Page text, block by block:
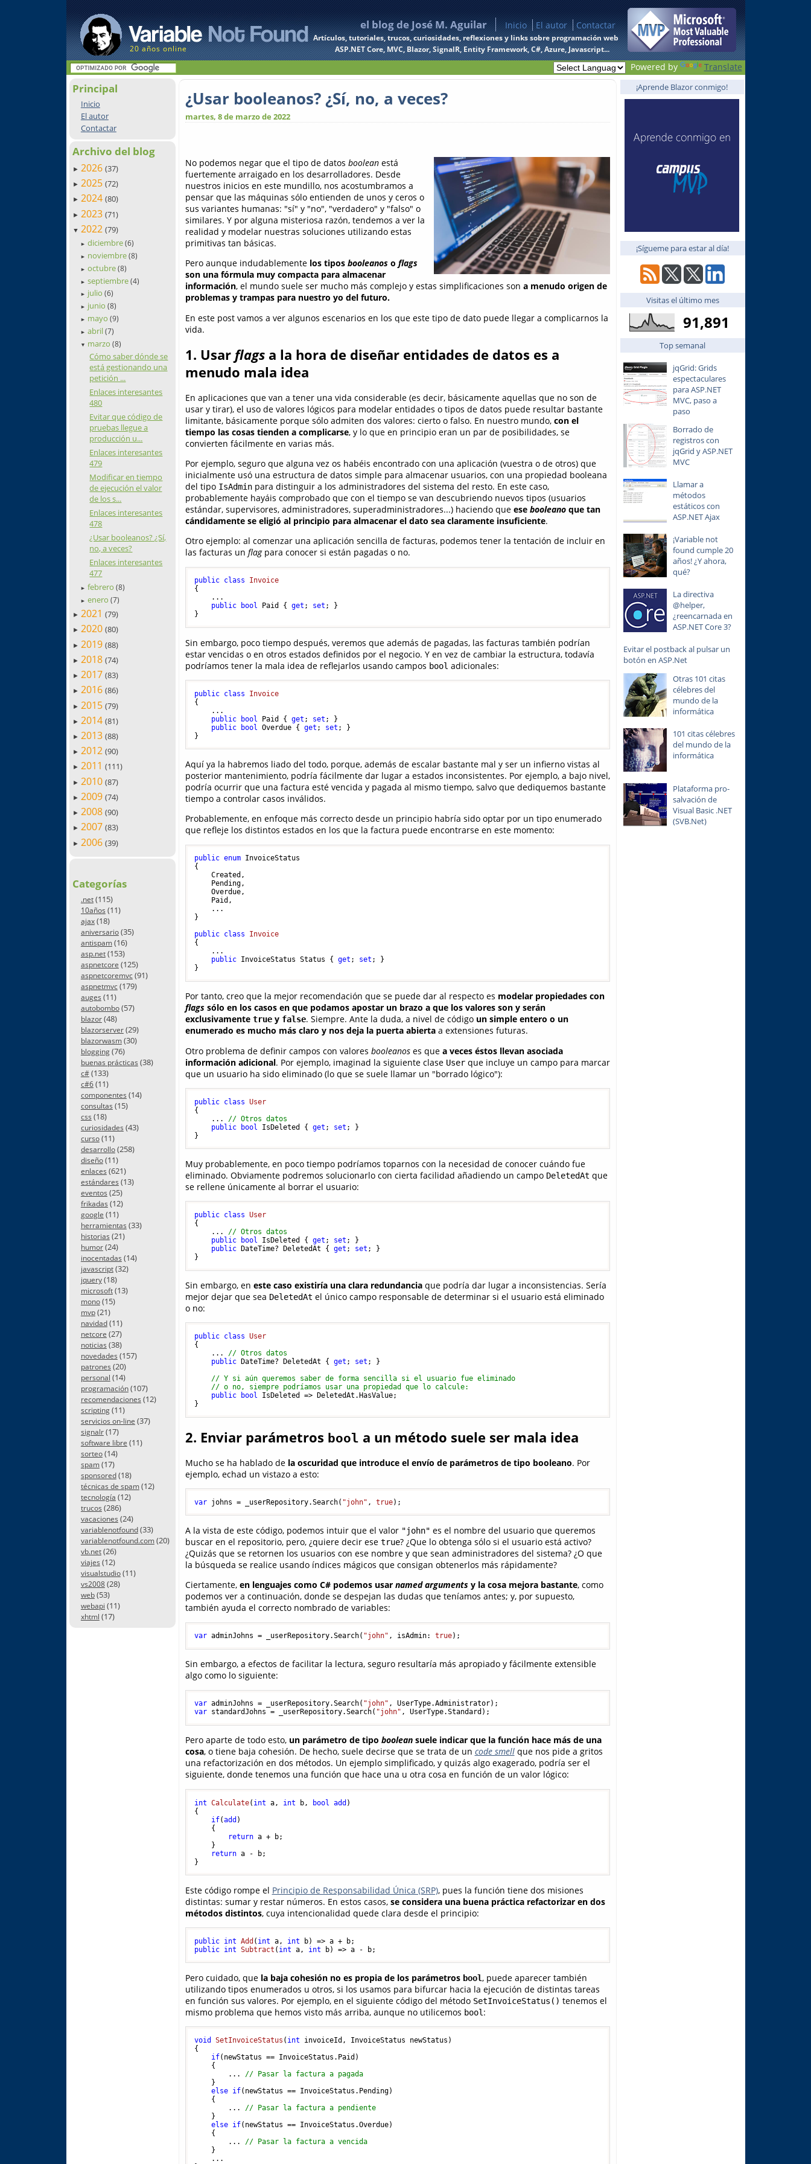
20 años online
el blog de José M. Aguilar Inicio El autor Contactar
Artículos, tutoriales, trucos, curiosidades, reflexiones y links sobre programación web
ASP.NET Core, MVC, Blazor, SignalR, Entity Framework, C#, Azure, Javascript...
Powered by Translate
Principal
Inicio
El autor
Contactar
Archivo del blog
► 2026 (37)
► 2025 (72)
► 2024 (80)
► 2023 (71)
▼ 2022 (79)
► diciembre(6)
► noviembre(8)
► octubre(8)
► septiembre(4)
► julio(6)
► junio(8)
► mayo(9)
► abril(7)
▼ marzo(8)
Cómo saber dónde se
está gestionando una
petición ...
Enlaces interesantes
480
Evitar que código de
pruebas llegue a
producción u...
Enlaces interesantes
479
Modificar en tiempo
de ejecución el valor
de los s...
Enlaces interesantes
478
¿Usar booleanos? ¿Sí,
no, a veces?
Enlaces interesantes
477
► febrero(8)
► enero(7)
► 2021 (79)
► 2020 (80)
► 2019 (88)
► 2018 (74)
► 2017 (83)
► 2016 (86)
► 2015 (79)
► 2014 (81)
► 2013 (88)
► 2012 (90)
► 2011 (111)
► 2010 (87)
► 2009 (74)
► 2008 (90)
► 2007 (83)
► 2006 (39)
Categorías
.net(115)
10años (11)
ajax(18)
aniversario(35)
antispam(16)
asp.net(153)
aspnetcore (125)
aspnetcoremvc(91)
aspnetmvc(179)
auges (11)
autobombo(57)
blazor(48)
blazorserver(29)
blazorwasm(30)
blogging(76)
buenas prácticas (38)
c#(133)
c#6(11)
componentes (14)
consultas (15)
css (18)
curiosidades (43)
curso(11)
desarrollo(258)
diseño(11)
enlaces (621)
estándares (13)
eventos (25)
frikadas (12)
google (11)
herramientas (33)
historias (21)
humor(24)
inocentadas (14)
javascript(32)
jquery(18)
microsoft(13)
mono(15)
mvp(21)
navidad(11)
netcore (27)
noticias (38)
novedades (157)
patrones (20)
personal (14)
programación(107)
recomendaciones (12)
scripting(11)
servicios on-line (37)
signalr(17)
software libre (11)
sorteo(14)
spam(17)
sponsored(18)
técnicas de spam(12)
tecnología (12)
trucos (286)
vacaciones (24)
variablenotfound(33)
variablenotfound.com(20)
vb.net(26)
viajes (12)
visualstudio(11)
vs2008(28)
web(53)
webapi (11)
xhtml (17)
¿Usar booleanos? ¿Sí, no, a veces?
martes, 8 de marzo de 2022
No podemos negar que el tipo de datos booleanestá
fuertemente arraigado en los desarrolladores. Desde
nuestros inicios en este mundillo, nos acostumbramos a
pensar que las máquinas sólo entienden de unos y ceros o
sus variantes humanas: "sí" y "no", "verdadero" y "falso" o
similares. Y por alguna misteriosa razón, tendemos a ver la
realidad y modelar nuestras soluciones utilizando estas
primitivas tan básicas.
Pero aunque indudablemente los tipos booleanoso flags
son una fórmula muy compacta para almacenar
información, el mundo suele ser mucho más complejo y estas simplificaciones son a menudo origen de
problemas y trampas para nuestro yo del futuro.
En este post vamos a ver algunos escenarios en los que este tipo de dato puede llegar a complicarnos la
vida.
1. Usar flagsa la hora de diseñar entidades de datos es a
menudo mala idea
En aplicaciones que van a tener una vida considerable (es decir, básicamente aquellas que no son de
usar y tirar), el uso de valores lógicos para modelar entidades o tipos de datos puede resultar bastante
limitante, básicamente porque sólo admiten dos valores: cierto o falso. En nuestro mundo, con el
tiempo las cosas tienden a complicarse, y lo que en principio eran un par de posibilidades, se
convierten fácilmente en varias más.
Por ejemplo, seguro que alguna vez os habéis encontrado con una aplicación (vuestra o de otros) que
inicialmente usó una estructura de datos simple para almacenar usuarios, con una propiedad booleana
del tipo IsAdminpara distinguir a los administradores del sistema del resto. En este caso,
probablemente hayáis comprobado que con el tiempo se van descubriendo nuevos tipos (usuarios
estándar, supervisores, administradores, superadministradores...) haciendo que ese booleanoque tan
cándidamente se eligió al principio para almacenar el dato sea claramente insuficiente.
Otro ejemplo: al comenzar una aplicación sencilla de facturas, podemos tener la tentación de incluir en
las facturas un flagpara conocer si están pagadas o no.
public class
Invoice
{
    ...
public
bool Paid { get ; set ; }
Sin embargo, poco tiempo después, veremos que además de pagadas, las facturas también podrían
estar vencidas o en otros estados definidos por el negocio. Y en vez de cambiar la estructura, todavía
podríamos tener la mala idea de reflejarlos usando campos bool adicionales:
public class
Invoice
{
    ...
public
bool Paid { get ; set ; }
public
bool Overdue { get ; set ; }
Aquí ya la habremos liado del todo, porque, además de escalar bastante mal y ser un infierno vistas al
posterior mantenimiento, podría fácilmente dar lugar a estados inconsistentes. Por ejemplo, a bajo nivel,
podría ocurrir que una factura esté vencida y pagada al mismo tiempo, salvo que dediquemos bastante
tiempo a controlar casos inválidos.
Probablemente, en enfoque más correcto desde un principio habría sido optar por un tipo enumerado
que refleje los distintos estados en los que la factura puede encontrarse en este momento:
public enum InvoiceStatus
{
    Created,
    Pending,
    Overdue,
    Paid,
    ...
}
public class
Invoice
{
    ...
public InvoiceStatus Status { get ; set ; }
Por tanto, creo que la mejor recomendación que se puede dar al respecto es modelar propiedades con
flagssólo en los casos en que podamos apostar un brazo a que los valores son y serán
exclusivamente truey false. Siempre. Ante la duda, a nivel de código un simple entero o un
enumerado es mucho más claro y nos deja la puerta abiertaa extensiones futuras.
Otro problema de definir campos con valores booleanoses que a veces éstos llevan asociada
información adicional. Por ejemplo, imaginad la siguiente clase Userque incluye un campo para marcar
que un usuario ha sido eliminado (lo que se suele llamar un "borrado lógico"):
public class User
{
    ...
// Otros datos
public
bool IsDeleted { get ; set ; }
Muy probablemente, en poco tiempo podríamos toparnos con la necesidad de conocer cuándo fue
eliminado. Obviamente podremos solucionarlo con cierta facilidad añadiendo un campo DeletedAt que
se rellene únicamente al borrar el usuario:
public class User
{
    ...
// Otros datos
public
bool IsDeleted { get ; set ; }
public DateTime? DeletedAt { get ; set ; }
Sin embargo, en este caso existiría una clara redundanciaque podría dar lugar a inconsistencias. Sería
mejor dejar que sea DeletedAt el único campo responsable de determinar si el usuario está eliminado
o no:
public class User
{
    ...
// Otros datos
public DateTime? DeletedAt { get ; set ; }
// Y si aún queremos saber de forma sencilla si el usuario fue eliminado
// o no, siempre podríamos usar una propiedad que lo calcule:
public
bool IsDeleted => DeletedAt.HasValue;
2. Enviar parámetros bool a un método suele ser mala idea
Mucho se ha hablado de la oscuridad que introduce el envío de parámetros de tipo booleano. Por
ejemplo, echad un vistazo a esto:
var johns = _userRepository.Search( "john" , true
A la vista de este código, podemos intuir que el valor "john" es el nombre del usuario que queremos
buscar en el repositorio, pero, ¿quiere decir ese true? ¿Que lo obtenga sólo si el usuario está activo?
¿Quizás que se retornen los usuarios con ese nombre y que sean administradores del sistema? ¿O que
la búsqueda se realice usando índices mágicos que consigan obtenerlos más rápidamente?
Ciertamente, en lenguajes como C# podemos usar named argumentsy la cosa mejora bastante, como
podemos ver a continuación, donde se despejan las dudas que teníamos antes; y, por supuesto,
también ayuda el correcto nombrado de variables:
var adminJohns = _userRepository.Search( "john" , isAdmin: true
Sin embargo, a efectos de facilitar la lectura, seguro resultaría más apropiado y fácilmente extensible
algo como lo siguiente:
var adminJohns = _userRepository.Search( "john"
var standardJohns = _userRepository.Search( "john"
Pero aparte de todo esto, un parámetro de tipo booleansuele indicar que la función hace más de una
cosa, o tiene baja cohesión. De hecho, suele decirse que se trata de un code smellque nos pide a gritos
una refactorización en dos métodos. Un ejemplo simplificado, y quizás algo exagerado, podría ser el
siguiente, donde tenemos una función que hace una u otra cosa en función de un valor lógico:
int Calculate( int a, int b, bool add )
{
if(add )
    {
return a + b;
    }
return a - b;
Este código rompe el Principio de Responsabilidad Única (SRP), pues la función tiene dos misiones
distintas: sumar y restar números. En estos casos, se considera una buena práctica refactorizar en dos
métodos distintos, cuya intencionalidad quede clara desde el principio:
public int Add ( int a, int b)
public int Subtract ( int a, int b)
Pero cuidado, que la baja cohesión no es propia de los parámetros bool, puede aparecer también
utilizando tipos enumerados u otros, si los usamos para bifurcar hacia la ejecución de distintas tareas
en función sus valores. Por ejemplo, en el siguiente código del método SetInvoiceStatus() tenemos el
mismo problema que hemos visto más arriba, aunque no utilicemos bool :
void SetInvoiceStatus ( int invoiceId, InvoiceStatus newStatus )
{
if(newStatus == InvoiceStatus.Paid)
    {
        ...
// Pasar la factura a pagada
    }
else if(newStatus == InvoiceStatus.Pending)
    {
        ...
// Pasar la factura a pendiente
    }
else if(newStatus == InvoiceStatus.Overdue)
    {
        ...
// Pasar la factura a vencida
    }
    ...
¡Aprende Blazor conmigo!
¡Sígueme para estar al día!
Visitas el último mes
91,891
Top semanal
jqGrid: Grids
espectaculares
para ASP.NET
MVC, paso a
paso
Borrado de
registros con
jqGrid y ASP.NET
MVC
Llamar a
métodos
estáticos con
ASP.NET Ajax
¡Variable not
found cumple 20
años! ¿Y ahora,
qué?
La directiva
@helper,
¿reencarnada en
ASP.NET Core 3?
Evitar el postback al pulsar un
botón en ASP.Net
Otras 101 citas
célebres del
mundo de la
informática
101 citas célebres
del mundo de la
informática
Plataforma pro-
salvación de
Visual Basic .NET
(SVB.Net)